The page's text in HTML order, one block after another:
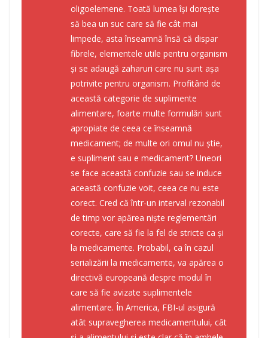
oligoelemene. Toată lumea își dorește
să bea un suc care să fie cât mai
limpede, asta înseamnă însă că dispar
fibrele, elementele utile pentru organism
și se adaugă zaharuri care nu sunt așa
potrivite pentru organism. Profitând de
această categorie de suplimente
alimentare, foarte multe formulări sunt
apropiate de ceea ce înseamnă
medicament; de multe ori omul nu știe,
e supliment sau e medicament? Uneori
se face această confuzie sau se induce
această confuzie voit, ceea ce nu este
corect. Cred că într-un interval rezonabil
de timp vor apărea niște reglementări
corecte, care să fie la fel de stricte ca și
la medicamente. Probabil, ca în cazul
serializării la medicamente, va apărea o
directivă europeană despre modul în
care să fie avizate suplimentele
alimentare. În America, FBI-ul asigură
atât supravegherea medicamentului, cât